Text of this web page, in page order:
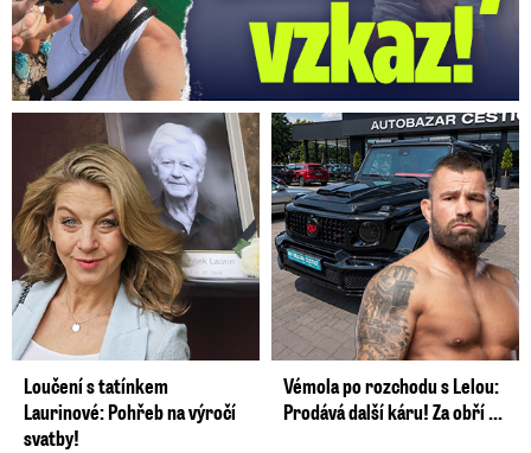
Loučení s tatínkem
Laurinové: Pohřeb na výročí
svatby!
Vémola po rozchodu s Lelou:
Prodává další káru! Za obří ...